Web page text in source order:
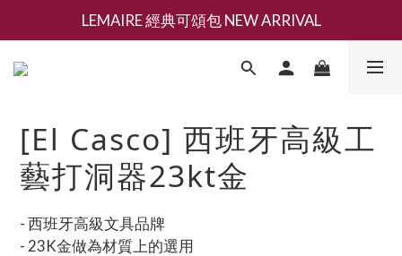
新會員募集現領抵用千元購物金
LEMAIRE 經典可頌包 NEW ARRIVAL
香氛 / 家居 / 餐廚 [ 全館折上兩件9折，三件享85折 】
[El Casco] 西班牙高級工
藝打洞器23kt金
- 西班牙高級文具品牌
- 23K金做為材質上的選用